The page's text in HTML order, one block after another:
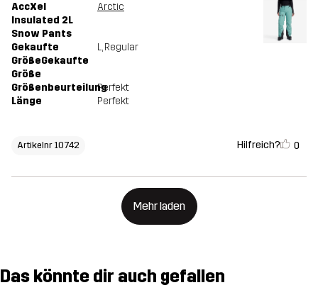
AccXel
Insulated 2L
Snow Pants
Arctic
Gekaufte
GrößeGekaufte
Größe
L, Regular
GrößenbeurteilungPerfekt
Länge
Perfekt
Artikelnr 10742 Hilfreich? 0
Mehr laden
Das könnte dir auch gefallen